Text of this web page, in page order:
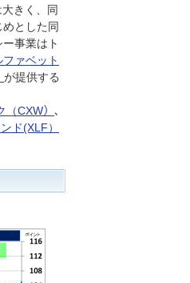
きく、同
とした同
事業はト
ファベット
が提供する
（CXW） 、
ド(XLF）